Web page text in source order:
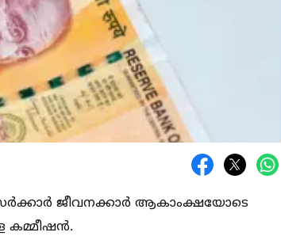
ജീവനക്കാർ ആകാംക്ഷയോടെ
കമ്മീഷൻ.